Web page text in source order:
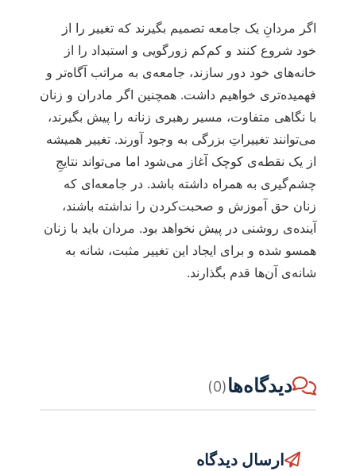
اگر مردانِ یک جامعه تصمیم بگیرند که تغییر را از
خود شروع کنند و کم‌کم زورگویی و استبداد را از
خانه‌های‌ خود دور سازند، جامعه‌ی به مراتب آگاه‌تر و
فهمیده‌تری خواهیم داشت. همچنین اگر مادران و زنان
با نگاهی متفاوت، مسیر رهبری زنانه را پیش بگیرند،
می‌توانند تغییراتِ بزرگی به وجود آورند. تغییر همیشه
از یک نقطه‌ی کوچک آغاز می‌شود اما می‌تواند نتایجِ
چشم‌گیری به همراه داشته باشد. در جامعه‌ای که
زنان حق آموزش و صحبت‌کردن را نداشته باشند،
آینده‌ی روشنی در پیش نخواهد بود. مردان باید با زنان
همسو شده و برای ایجاد این تغییر مثبت، شانه به
شانه‌ی آن‌ها قدم بگذارند.
دیدگاه‌ها(0)
ارسال دیدگاه